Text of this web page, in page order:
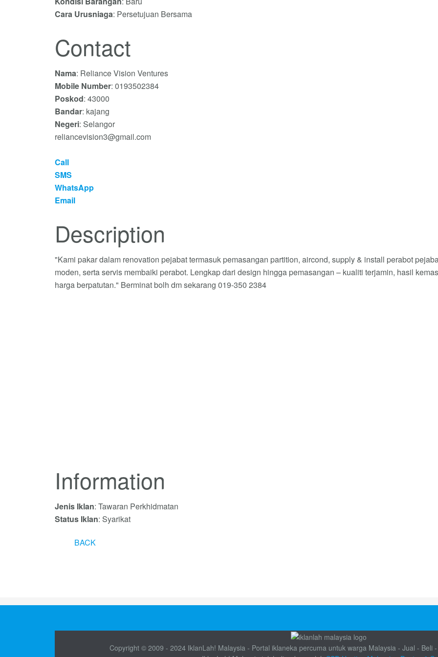
Cara Urusniaga: Persetujuan Bersama
Contact
Nama: Reliance Vision Ventures
Mobile Number: 0193502384
Poskod: 43000
Bandar: kajang
Negeri: Selangor
reliancevision3@gmail.com
Call
SMS
WhatsApp
Email
Description
"Kami pakar dalam renovation pejabat termasuk pemasangan partition, aircond, supply & install perabot
moden, serta servis membaiki perabot. Lengkap dari design hingga pemasangan – kualiti terjamin, hasil
harga berpatutan." Berminat bolh dm sekarang 019-350 2384
Information
Jenis Iklan: Tawaran Perkhidmatan
Status Iklan: Syarikat
BACK
Copyright © 2009 - 2024 IklanLah! Malaysia - Portal iklaneka percuma untuk warga Malaysia - Jual - Beli